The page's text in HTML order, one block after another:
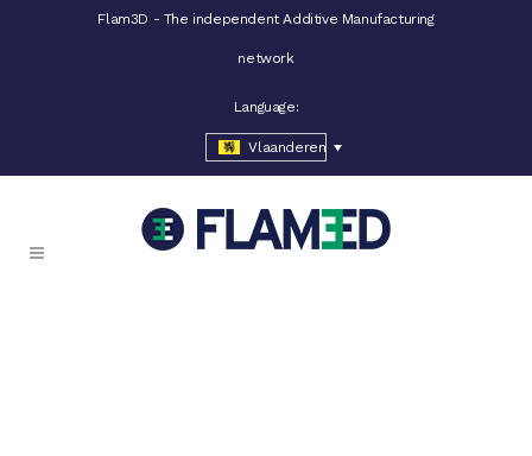
Flam3D - The independent Additive Manufacturing
network
Language:
Vlaanderen